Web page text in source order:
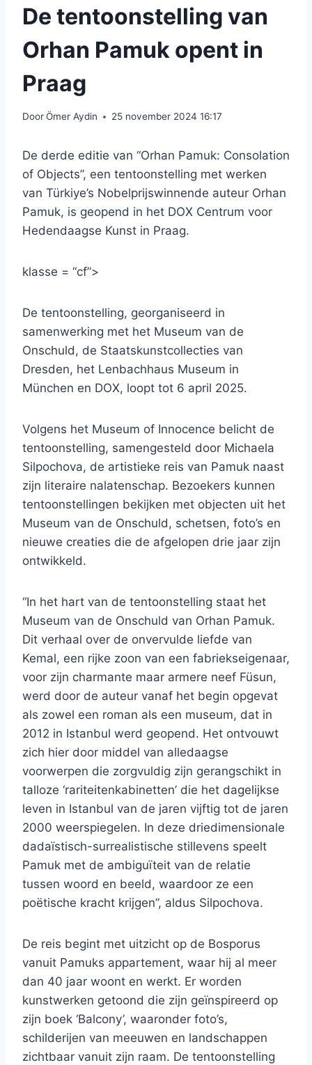
De tentoonstelling van
Orhan Pamuk opent in
Praag
DoorÖmer Aydin 25 november 2024 16:17
De derde editie van “Orhan Pamuk: Consolation
of Objects”, een tentoonstelling met werken
van Türkiye’s Nobelprijswinnende auteur Orhan
Pamuk, is geopend in het DOX Centrum voor
Hedendaagse Kunst in Praag.
klasse = “cf”>
De tentoonstelling, georganiseerd in
samenwerking met het Museum van de
Onschuld, de Staatskunstcollecties van
Dresden, het Lenbachhaus Museum in
München en DOX, loopt tot 6 april 2025.
Volgens het Museum of Innocence belicht de
tentoonstelling, samengesteld door Michaela
Silpochova, de artistieke reis van Pamuk naast
zijn literaire nalatenschap. Bezoekers kunnen
tentoonstellingen bekijken met objecten uit het
Museum van de Onschuld, schetsen, foto’s en
nieuwe creaties die de afgelopen drie jaar zijn
ontwikkeld.
“In het hart van de tentoonstelling staat het
Museum van de Onschuld van Orhan Pamuk.
Dit verhaal over de onvervulde liefde van
Kemal, een rijke zoon van een fabriekseigenaar,
voor zijn charmante maar armere neef Füsun,
werd door de auteur vanaf het begin opgevat
als zowel een roman als een museum, dat in
2012 in Istanbul werd geopend. Het ontvouwt
zich hier door middel van alledaagse
voorwerpen die zorgvuldig zijn gerangschikt in
talloze ‘rariteitenkabinetten’ die het dagelijkse
leven in Istanbul van de jaren vijftig tot de jaren
2000 weerspiegelen. In deze driedimensionale
dadaïstisch-surrealistische stillevens speelt
Pamuk met de ambiguïteit van de relatie
tussen woord en beeld, waardoor ze een
poëtische kracht krijgen”, aldus Silpochova.
De reis begint met uitzicht op de Bosporus
vanuit Pamuks appartement, waar hij al meer
dan 40 jaar woont en werkt. Er worden
kunstwerken getoond die zijn geïnspireerd op
zijn boek ‘Balcony’, waaronder foto’s,
schilderijen van meeuwen en landschappen
zichtbaar vanuit zijn raam. De tentoonstelling